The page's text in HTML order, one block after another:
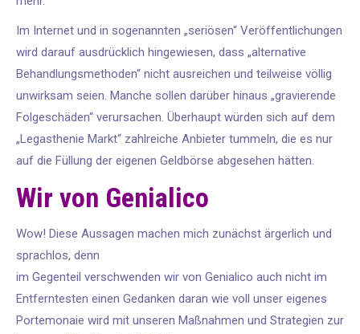
Im Internet und in sogenannten „seriösen“ Veröffentlichungen
wird darauf ausdrücklich hingewiesen, dass „alternative
Behandlungsmethoden“ nicht ausreichen und teilweise völlig
unwirksam seien. Manche sollen darüber hinaus „gravierende
Folgeschäden“ verursachen. Überhaupt würden sich auf dem
„Legasthenie Markt“ zahlreiche Anbieter tummeln, die es nur
auf die Füllung der eigenen Geldbörse abgesehen hätten.
Wir von Genialico
Wow! Diese Aussagen machen mich zunächst ärgerlich und
sprachlos, denn
im Gegenteil verschwenden wir von Genialico auch nicht im
Entferntesten einen Gedanken daran wie voll unser eigenes
Portemonaie wird mit unseren Maßnahmen und Strategien zur